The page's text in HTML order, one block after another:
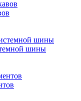
шины